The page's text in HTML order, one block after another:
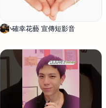
陳
淇
小確幸花藝 宣傳短影音